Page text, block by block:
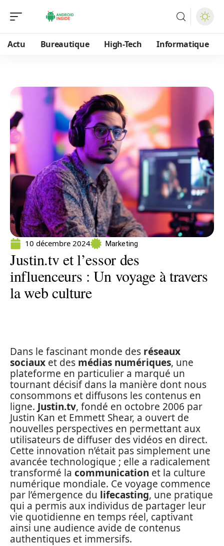
Actu Bureautique High-Tech Informatique
10 décembre 2024 Marketing
Justin.tv et l’essor des
influenceurs : Un voyage à travers
la web culture
Dans le fascinant monde des réseaux
sociaux et des médias numériques, une
plateforme en particulier a marqué un
tournant décisif dans la manière dont nous
consommons et diffusons les contenus en
ligne. Justin.tv, fondé en octobre 2006 par
Justin Kan et Emmett Shear, a ouvert de
nouvelles perspectives en permettant aux
utilisateurs de diffuser des vidéos en direct.
Cette innovation n’était pas simplement une
avancée technologique ; elle a radicalement
transformé la communication et la culture
numérique mondiale. Ce voyage commence
par l’émergence du lifecasting, une pratique
qui a permis aux individus de partager leur
vie quotidienne en temps réel, captivant
ainsi une audience avide de contenus
authentiques et immersifs.